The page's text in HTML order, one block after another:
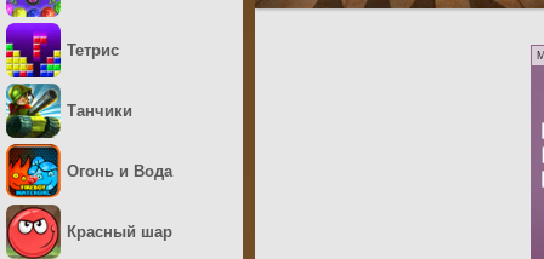
Тетрис
Танчики
Огонь и Вода
Красный шар